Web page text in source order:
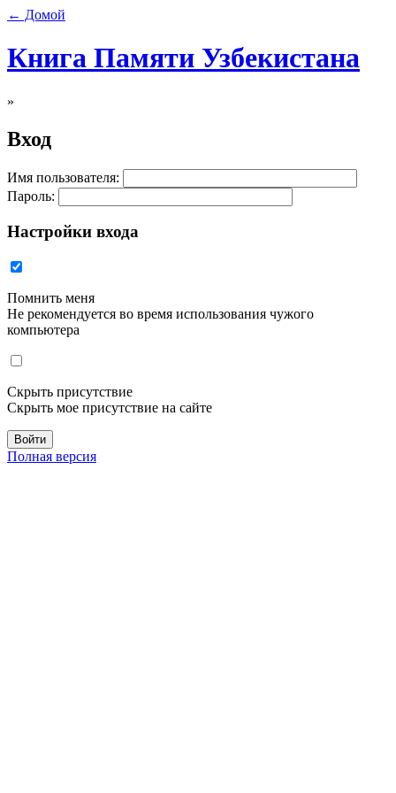
← Домой
Книга Памяти Узбекистана
»
Вход
Имя пользователя:
Пароль:
Настройки входа
Помнить меня
Не рекомендуется во время использования чужого
компьютера
Скрыть присутствие
Скрыть мое присутствие на сайте
Полная версия